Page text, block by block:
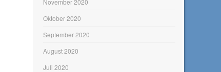
November 2020
Oktober 2020
September 2020
August 2020
Juli 2020